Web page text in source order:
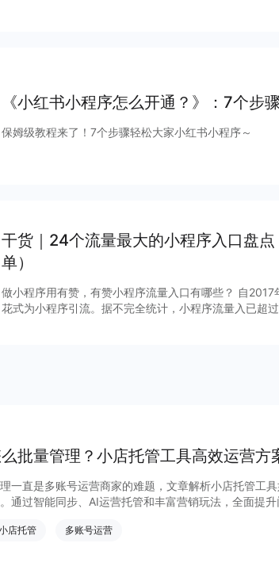
项升级，助力商家数字化运营、降本增效。
《小红书小程序怎么开通？》：7个步
保姆级教程来了！7个步骤轻松大家小红书小程序～
干货｜24个流量最大的小程序入口盘
单）
做小程序用有赞，有赞小程序流量入口有哪些？ 自
花式为小程序引流。据不完全统计，小程序流量入已超
批量管理？小店托管工具高效运营方
一直是多账号运营商家的难题，文章解析小店托管工
通过智能同步、AI运营托管和丰富营销玩法，全面提
店托管 多账号运营